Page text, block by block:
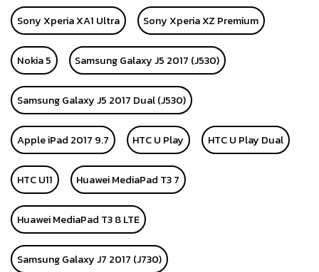
Sony Xperia XA1 Ultra Sony Xperia XZ Premium
Nokia 5 Samsung Galaxy J5 2017 (J530)
Samsung Galaxy J5 2017 Dual (J530)
Apple iPad 2017 9.7 HTC U Play HTC U Play Dual
HTC U11 Huawei MediaPad T3 7
Huawei MediaPad T3 8 LTE
Samsung Galaxy J7 2017 (J730)